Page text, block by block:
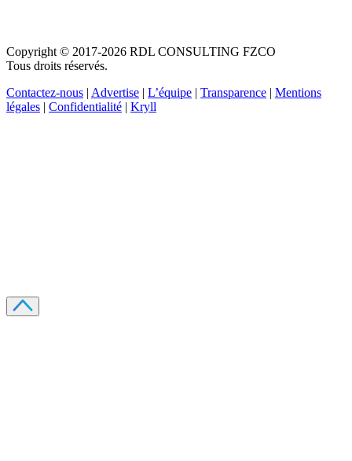
Copyright © 2017-2026 RDL CONSULTING FZCO
Tous droits réservés.
Contactez-nous Advertise L’équipe Transparence
Mentions
légales
Confidentialité Kryll